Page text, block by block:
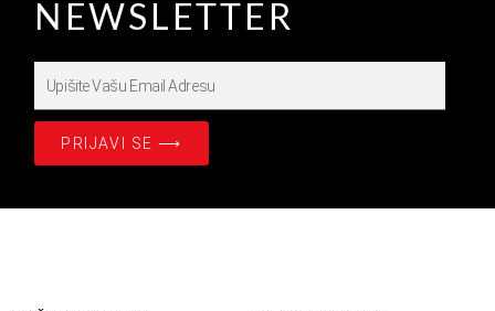
NEWSLETTER
Email
PRIJAVI SE ⟶